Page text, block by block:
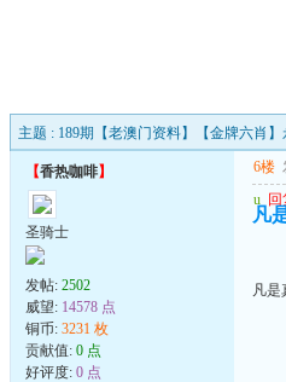
主题 : 189期【老澳门资料】【金牌六肖】
【香热咖啡】
圣骑士
发帖: 2502
威望: 14578 点
铜币: 3231 枚
贡献值: 0 点
好评度: 0 点
6楼
u 回
凡
凡是